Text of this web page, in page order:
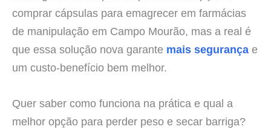
comprar cápsulas para emagrecer em farmácias
de manipulação em Campo Mourão, mas a real é
que essa solução nova garante mais segurança e
um custo-benefício bem melhor.
Quer saber como funciona na prática e qual a
melhor opção para perder peso e secar barriga?